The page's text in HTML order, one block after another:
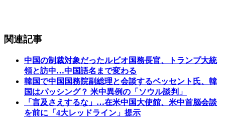
関連記事
中国の制裁対象だったルビオ国務長官、トランプ大統
領と訪中…中国語名まで変わる
韓国で中国国務院副総理と会談するベッセント氏、韓
国はパッシング？ 米中異例の「ソウル談判」
「言及さえするな」…在米中国大使館、米中首脳会談
を前に「4大レッドライン」提示